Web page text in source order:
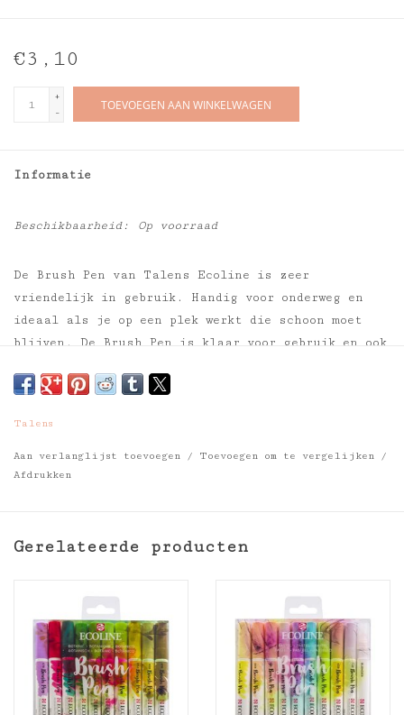
€3,10
+
-
TOEVOEGEN AAN WINKELWAGEN
Informatie
Beschikbaarheid: Op voorraad
De Brush Pen van Talens Ecoline is zeer
vriendelijk in gebruik. Handig voor onderweg en
ideaal als je op een plek werkt die schoon moet
blijven. De Brush Pen is klaar voor gebruik en ook
precieze lijnen of voor energieke streken, maar
als voor het aanbrengen van de ﬁnishing touch.
Talens
Aan verlanglijst toevoegen / Toevoegen om te vergelijken
/
Afdrukken
Gerelateerde producten